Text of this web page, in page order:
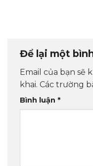
Để lại một
Email của bạn sẽ
khai. Các trường
Bình luận *